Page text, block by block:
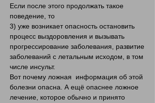
Если после этого продолжать такое
поведение, то
3) уже возникает опасность остановить
процесс выздоровления и вызывать
прогрессирование заболевания, развитие
заболеваний с летальным исходом, в том
числе инсульт.
Вот почему ложная информация об этой
болезни опасна. А ещё опаснее ложное
лечение, которое обычно и принято